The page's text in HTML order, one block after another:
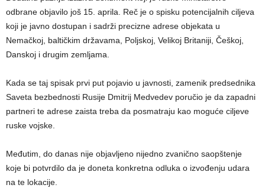
odbrane objavilo još 15. aprila. Reč je o spisku potencijalnih ciljeva
koji je javno dostupan i sadrži precizne adrese objekata u
Nemačkoj, baltičkim državama, Poljskoj, Velikoj Britaniji, Češkoj,
Danskoj i drugim zemljama.
Kada se taj spisak prvi put pojavio u javnosti, zamenik predsednika
Saveta bezbednosti Rusije Dmitrij Medvedev poručio je da zapadni
partneri te adrese zaista treba da posmatraju kao moguće ciljeve
ruske vojske.
Međutim, do danas nije objavljeno nijedno zvanično saopštenje
koje bi potvrdilo da je doneta konkretna odluka o izvođenju udara
na te lokacije.